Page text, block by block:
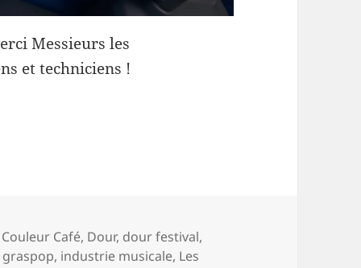
Messieurs les
et techniciens !
Couleur Café, Dour, dour festival,
graspop, industrie musicale, Les